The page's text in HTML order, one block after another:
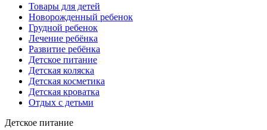
Товары для детей
Новорожденный ребенок
Грудной ребенок
Лечение ребёнка
Развитие ребёнка
Детское питание
Детская коляска
Детская косметика
Детская кроватка
Отдых с детьми
Детское питание